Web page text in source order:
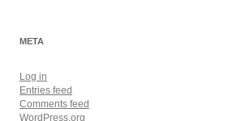
META
Log in
Entries feed
Comments feed
WordPress.org